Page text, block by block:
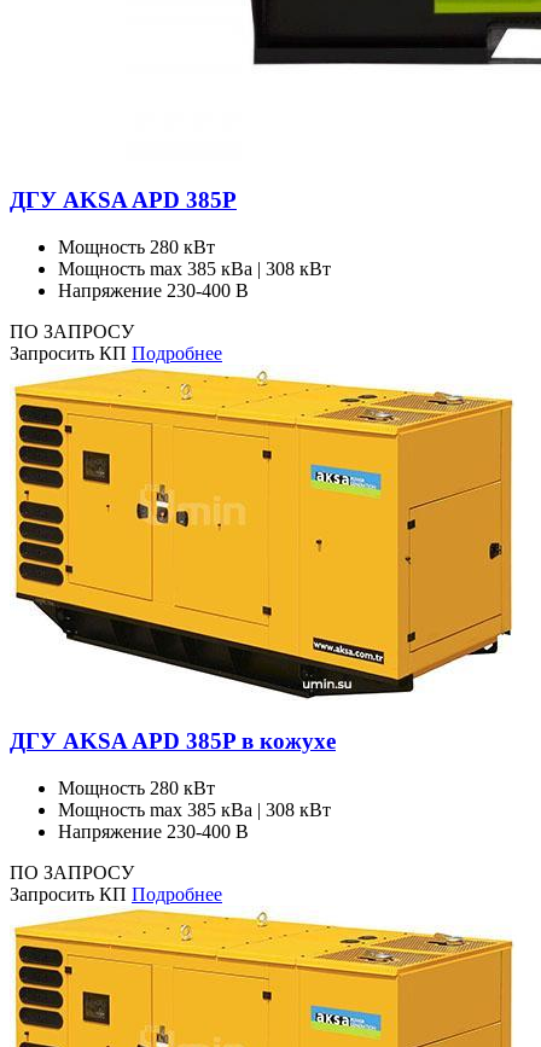
ДГУ AKSA APD 385P
Мощность 280 кВт
Мощность max 385 кВа | 308 кВт
Напряжение 230-400 В
ПО ЗАПРОСУ
Запросить КП Подробнее
ДГУ AKSA APD 385P в кожухе
Мощность 280 кВт
Мощность max 385 кВа | 308 кВт
Напряжение 230-400 В
ПО ЗАПРОСУ
Запросить КП Подробнее